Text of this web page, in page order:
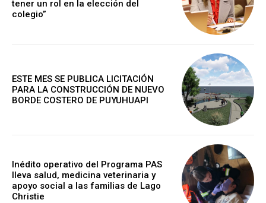
tener un rol en la elección del
colegio”
ESTE MES SE PUBLICA LICITACIÓN
PARA LA CONSTRUCCIÓN DE NUEVO
BORDE COSTERO DE PUYUHUAPI
Inédito operativo del Programa PAS
lleva salud, medicina veterinaria y
apoyo social a las familias de Lago
Christie